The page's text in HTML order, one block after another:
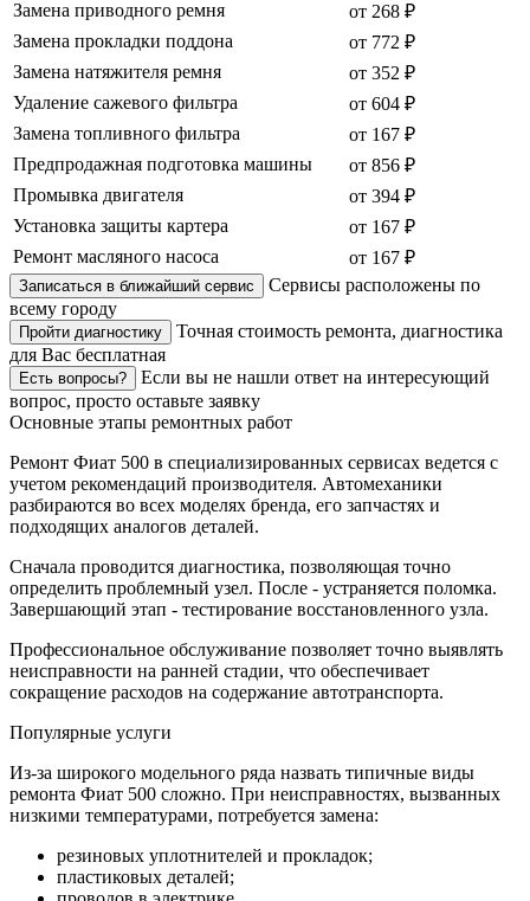
Замена приводного ремня
от 268 ₽
Замена прокладки поддона
от 772 ₽
Замена натяжителя ремня
от 352 ₽
Удаление сажевого фильтра
от 604 ₽
Замена топливного фильтра
от 167 ₽
Предпродажная подготовка машины
от 856 ₽
Промывка двигателя
от 394 ₽
Установка защиты картера
от 167 ₽
Ремонт масляного насоса
от 167 ₽
Записаться в ближайший сервис
Сервисы расположены по
всему городу
Пройти диагностику
Точная стоимость ремонта, диагностика
для Вас бесплатная
Есть вопросы?
Если вы не нашли ответ на интересующий
вопрос, просто оставьте заявку
Основные этапы ремонтных работ
Ремонт Фиат 500 в специализированных сервисах ведется с
учетом рекомендаций производителя. Автомеханики
разбираются во всех моделях бренда, его запчастях и
подходящих аналогов деталей.
Сначала проводится диагностика, позволяющая точно
определить проблемный узел. После - устраняется поломка.
Завершающий этап - тестирование восстановленного узла.
Профессиональное обслуживание позволяет точно выявлять
неисправности на ранней стадии, что обеспечивает
сокращение расходов на содержание автотранспорта.
Популярные услуги
Из-за широкого модельного ряда назвать типичные виды
ремонта Фиат 500 сложно. При неисправностях, вызванных
низкими температурами, потребуется замена:
резиновых уплотнителей и прокладок;
пластиковых деталей;